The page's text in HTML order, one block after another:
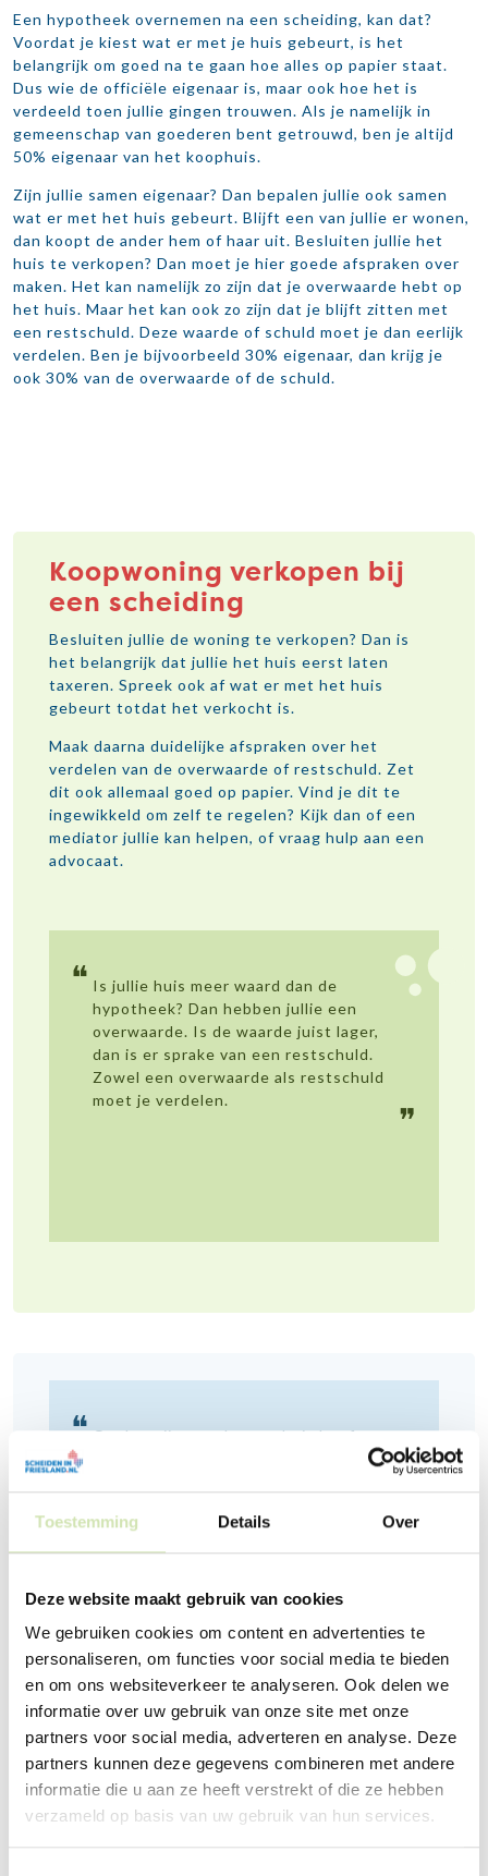
Toestemming Details Over
Deze website maakt gebruik van cookies
We gebruiken cookies om content en advertenties te
personaliseren, om functies voor social media te bieden
en om ons websiteverkeer te analyseren. Ook delen we
informatie over uw gebruik van onze site met onze
partners voor social media, adverteren en analyse. Deze
partners kunnen deze gegevens combineren met andere
informatie die u aan ze heeft verstrekt of die ze hebben
verzameld op basis van uw gebruik van hun services.
Een hypotheek overnemen na een scheiding, kan dat?
Voordat je kiest wat er met je huis gebeurt, is het
belangrijk om goed na te gaan hoe alles op papier staat.
Dus wie de officiële eigenaar is, maar ook hoe het is
verdeeld toen jullie gingen trouwen. Als je namelijk in
gemeenschap van goederen bent getrouwd, ben je altijd
50% eigenaar van het koophuis.
Zijn jullie samen eigenaar? Dan bepalen jullie ook samen
wat er met het huis gebeurt. Blijft een van jullie er wonen,
dan koopt de ander hem of haar uit. Besluiten jullie het
huis te verkopen? Dan moet je hier goede afspraken over
maken. Het kan namelijk zo zijn dat je overwaarde hebt op
het huis. Maar het kan ook zo zijn dat je blijft zitten met
een restschuld. Deze waarde of schuld moet je dan eerlijk
verdelen. Ben je bijvoorbeeld 30% eigenaar, dan krijg je
ook 30% van de overwaarde of de schuld.
Koopwoning verkopen bij
een scheiding
Besluiten jullie de woning te verkopen? Dan is
het belangrijk dat jullie het huis eerst laten
taxeren. Spreek ook af wat er met het huis
gebeurt totdat het verkocht is.
Maak daarna duidelijke afspraken over het
verdelen van de overwaarde of restschuld. Zet
dit ook allemaal goed op papier. Vind je dit te
ingewikkeld om zelf te regelen? Kijk dan of een
mediator jullie kan helpen, of vraag hulp aan een
advocaat.
❝ Is jullie huis meer waard dan de
hypotheek? Dan hebben jullie een
overwaarde. Is de waarde juist lager,
dan is er sprake van een restschuld.
Zowel een overwaarde als restschuld
moet je verdelen.
❞
❝Omdat mijn moeder ons huis heeft
kunnen houden, heb ik nu nog steeds
❞
9 jaar
Blijven wonen in de
koopwoning
Als het huis van jullie samen is en een van jullie er